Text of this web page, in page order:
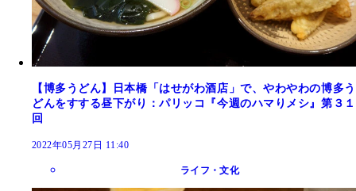
【博多うどん】日本橋「はせがわ酒店」で、やわやわの博多う
どんをすする昼下がり：パリッコ『今週のハマりメシ』第３１
回
2022年05月27日 11:40
ライフ・文化